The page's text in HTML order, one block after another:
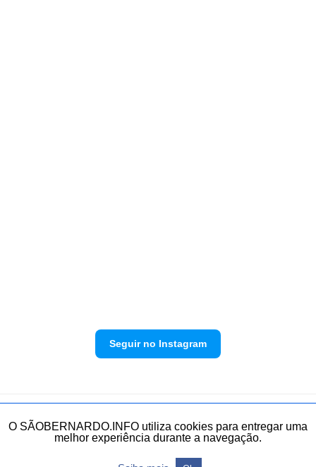
Seguir no Instagram
Política de privacidade Envie sua denúncia
O SÃOBERNARDO.INFO utiliza cookies para entregar uma
melhor experiência durante a navegação.